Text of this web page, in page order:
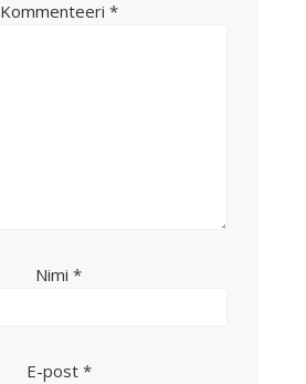
Kommenteeri *
Nimi *
E-post *